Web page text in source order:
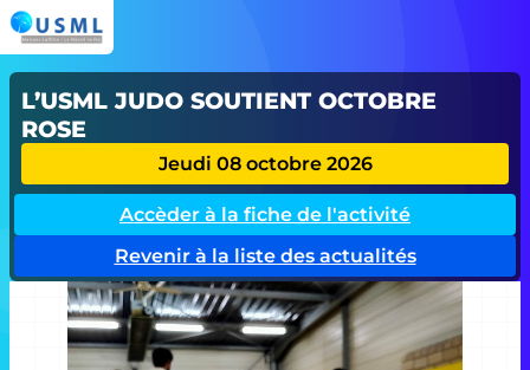
L’USML JUDO SOUTIENT OCTOBRE
ROSE
Jeudi 08 octobre 2026
Accèder à la fiche de l'activité
Revenir à la liste des actualités